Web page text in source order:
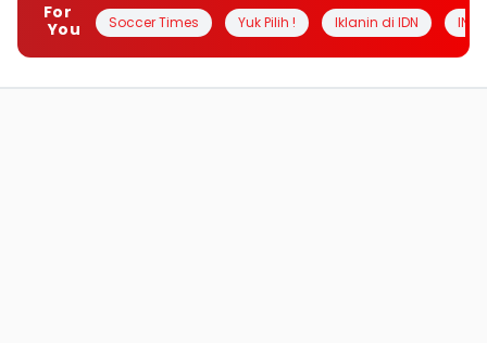
For
You
Soccer Times Yuk Pilih ! Iklanin di IDN